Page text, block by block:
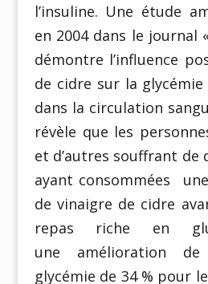
l’insuline. Une étude
en 2004 dans le journal
démontre l’influence
de cidre sur la
dans la circulation
révèle que les
et d’autres souffrant de
ayant consommées
de vinaigre de cidre
repas riche en
une amélioration
glycémie de 34 % pour